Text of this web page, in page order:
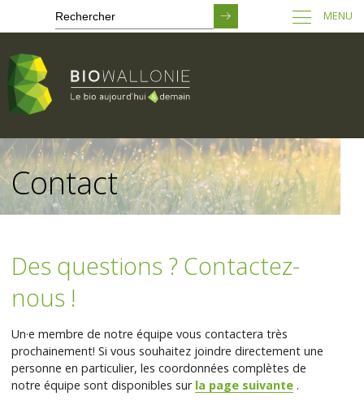
Passer
au
contenu
principal
MENU
Contact
Des questions ? Contactez-
nous !
Un·e membre de notre équipe vous contactera très
prochainement! Si vous souhaitez joindre directement une
personne en particulier, les coordonnées complètes de
notre équipe sont disponibles sur la page suivante .